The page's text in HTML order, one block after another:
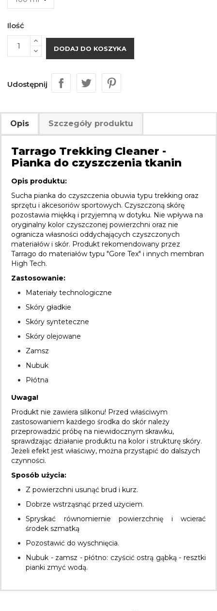
Ilość
DODAJ DO KOSZYKA
Udostępnij
Opis Szczegóły produktu
Tarrago Trekking Cleaner -
Pianka do czyszczenia tkanin
Opis produktu:
Sucha pianka do czyszczenia obuwia typu trekking oraz
sprzętu i akcesoriów sportowych. Czyszczoną skórę
pozostawia miękką i przyjemną w dotyku. Nie wpływa na
oryginalny kolor czyszczonej powierzchni oraz nie
ogranicza własności oddychających czyszczonych
materiałów i skór. Produkt rekomendowany przez
Tarrago do materiałów typu "Gore Tex" i innych membran
High Tech.
Zastosowanie:
Materiały technologiczne
Skóry gładkie
Skóry synteteczne
Skóry olejowane
Zamsz
Nubuk
Płótna
Uwaga!
Produkt nie zawiera silikonu! Przed właściwym
zastosowaniem każdego środka do skór należy
przeprowadzić próbę na niewidocznym skrawku,
sprawdzając działanie produktu na kolor i strukturę skóry.
Jeżeli efekt jest właściwy, można przystąpić do dalszych
czynności.
Sposób użycia:
Z powierzchni usunąć brud i kurz.
Dobrze wstrząsnąć przed użyciem.
Spryskać równomiernie powierzchnię i wcierać
środek szmatką
Pozostawić do wyschnięcia.
Nubuk - zamsz - płótno: czyścić ostrą gąbką - resztki
pianki zmyć wodą.